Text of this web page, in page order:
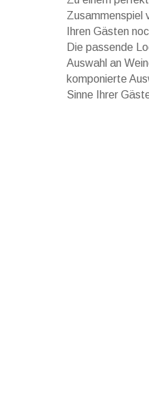
Zusammenspiel
Ihren Gästen
Die passende
Auswahl an
komponierte
Sinne Ihrer